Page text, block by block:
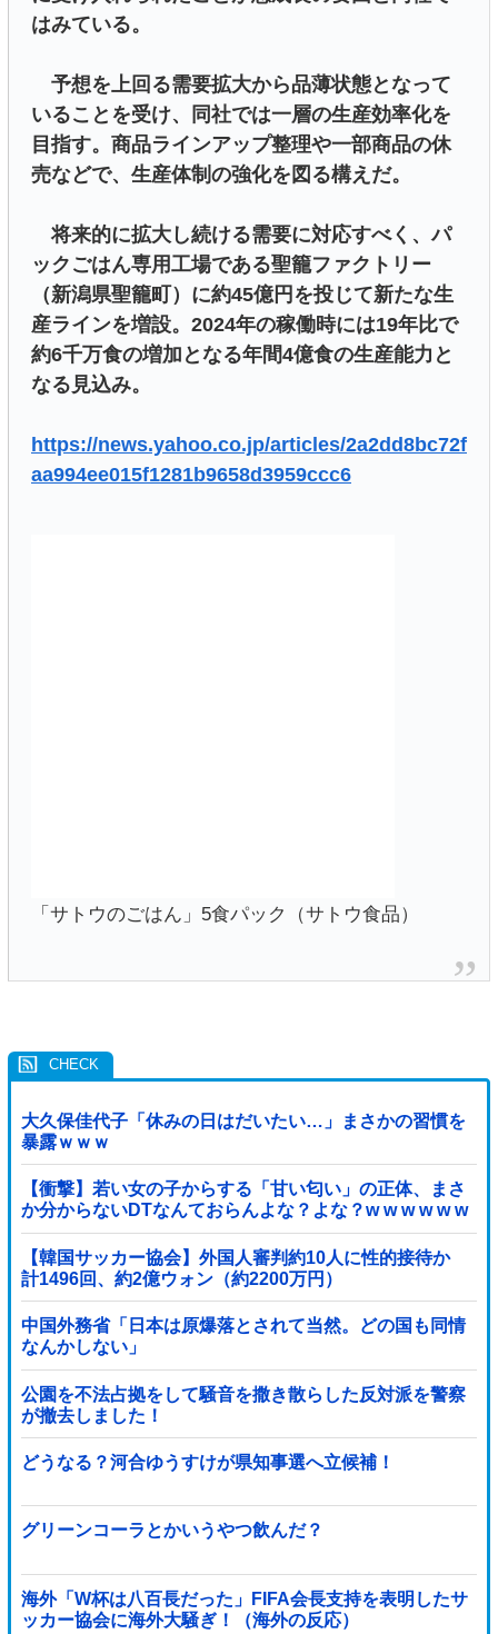
はみている。
予想を上回る需要拡大から品薄状態となって
いることを受け、同社では一層の生産効率化を
目指す。商品ラインアップ整理や一部商品の休
売などで、生産体制の強化を図る構えだ。
将来的に拡大し続ける需要に対応すべく、パ
ックごはん専用工場である聖籠ファクトリー
（新潟県聖籠町）に約45億円を投じて新たな生
産ラインを増設。2024年の稼働時には19年比で
約6千万食の増加となる年間4億食の生産能力と
なる見込み。
https://news.yahoo.co.jp/articles/2a2dd8bc72f
aa994ee015f1281b9658d3959ccc6
「サトウのごはん」5食パック（サトウ食品）
大久保佳代子「休みの日はだいたい…」まさかの習慣を
暴露ｗｗｗ
【衝撃】若い女の子からする「甘い匂い」の正体、まさ
か分からないDTなんておらんよな？よな？w w w w w w
w w w w w
【韓国サッカー協会】外国人審判約10人に性的接待か
計1496回、約2億ウォン（約2200万円）
中国外務省「日本は原爆落とされて当然。どの国も同情
なんかしない」
公園を不法占拠をして騒音を撒き散らした反対派を警察
が撤去しました！
どうなる？河合ゆうすけが県知事選へ立候補！
グリーンコーラとかいうやつ飲んだ？
海外「W杯は八百長だった」FIFA会長支持を表明したサ
ッカー協会に海外大騒ぎ！（海外の反応）